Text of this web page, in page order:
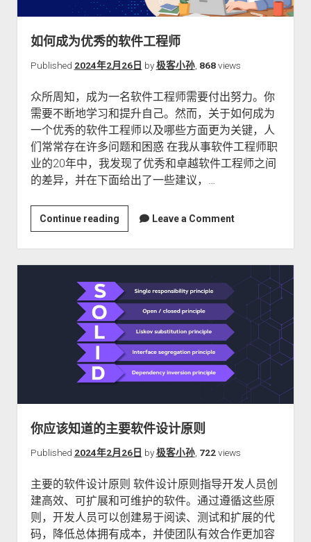
如何成为优秀的软件工程师
Published 2024年2月26日 by极客小孙, 868views
众所周知，成为一名软件工程师需要付出努力。你
需要不断地学习和提升自己。然而，关于如何成为
一个优秀的软件工程师以及哪些方面更为关键，人
们常常存在许多问题和困惑 在我从事软件工程师职
业的20年中，我发现了优秀和卓越软件工程师之间
的差异，并在下面给出了一些建议，…
Continue reading如
何
成
为
优
秀
的
软
件
工
程
师
Leave a Comment
你应该知道的主要软件设计原则
Published 2024年2月26日 by极客小孙, 722views
主要的软件设计原则 软件设计原则指导开发人员创
建高效、可扩展和可维护的软件。通过遵循这些原
则，开发人员可以创建易于阅读、测试和扩展的代
码，降低总体拥有成本，并使团队有效合作更加容